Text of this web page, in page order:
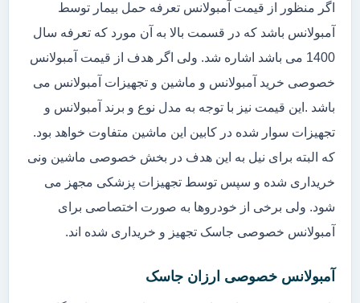
اگر منظور از قیمت آمبولانس تعرفه حمل بیمار توسط
آمبولانس باشد که در قسمت بالا به آن مورد که تعرفه سال
1400 می باشد اشاره شد. ولی اگر هدف از قیمت آمبولانس
خصوصی خرید آمبولانس و ماشین و تجهیزات آمبولانس می
باشد .این قیمت نیز با توجه به مدل نوع و برند آمبولانس و
تجهیزات سوار شده در کابین این ماشین متفاوت خواهد بود.
که البته برای نیل به این هدف در بخش خصوصی ماشین ونی
خریداری شده و سپس توسط تجهیزات پزشکی مجهز می
شود. ولی برخی از خودروها به صورت اختصاصی برای
آمبولانس خصوصی جاسک تجهیز و خریداری شده اند.
آمبولانس خصوصی ارزان جاسک